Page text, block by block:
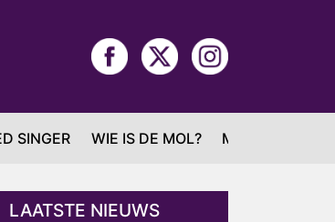
SINGER WIE IS DE MOL? MAFS
LAATSTE NIEUWS